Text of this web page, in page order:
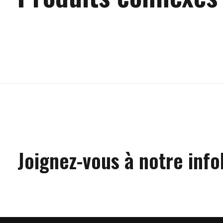
Joignez-vous à notre